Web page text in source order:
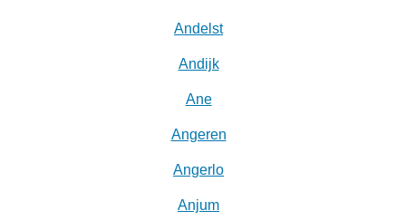
Andelst
Andijk
Ane
Angeren
Angerlo
Anjum